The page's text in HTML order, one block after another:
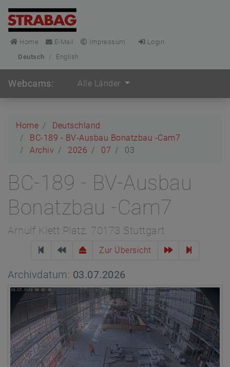
Home E-Mail Impressum
Login
Deutsch
/ English
Webcams: Alle Länder
Home
Deutschland
BC-189 - BV-Ausbau Bonatzbau -Cam7
Archiv
2026 07 03
BC-189 - BV-Ausbau
Bonatzbau -Cam7
Arnulf Klett Platz, 70173 Stuttgart
Zur Übersicht
Archivdatum: 03.07.2026